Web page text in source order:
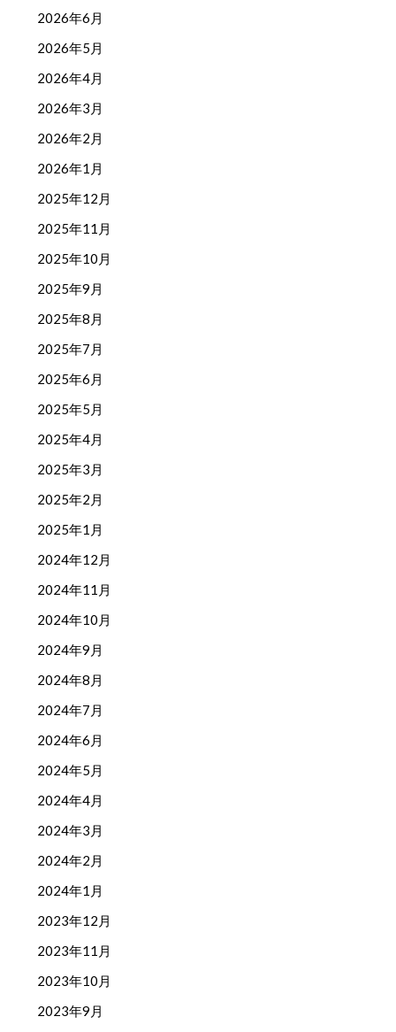
2026年6月
2026年5月
2026年4月
2026年3月
2026年2月
2026年1月
2025年12月
2025年11月
2025年10月
2025年9月
2025年8月
2025年7月
2025年6月
2025年5月
2025年4月
2025年3月
2025年2月
2025年1月
2024年12月
2024年11月
2024年10月
2024年9月
2024年8月
2024年7月
2024年6月
2024年5月
2024年4月
2024年3月
2024年2月
2024年1月
2023年12月
2023年11月
2023年10月
2023年9月